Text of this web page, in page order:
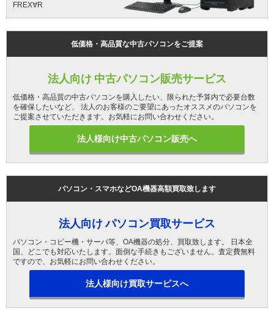
FREX∀R
低価格・高品質な中古パソコンをご提案
法人向け 中古パソコン販売サービス
低価格・高品質の中古パソコンを購入したい、限られた予算内で必要台数
を確保したいなど、 法人のお客様のご要望にあったオススメのパソコンを
ご提案させていただきます。お気軽にお問い合わせください。
法人様向け中古パソコン販売へ
パソコン・スマホなどOA機器高額買取致します
法人向け パソコン買取サービス
パソコン・コピー機・サーバ等、OA機器の処分、買取致します。 日本全
国、どこでも対応いたします。面倒な手続きもございません。査定費無料
ですので、お気軽にお問い合わせください。
法人様向け買取サービスへ